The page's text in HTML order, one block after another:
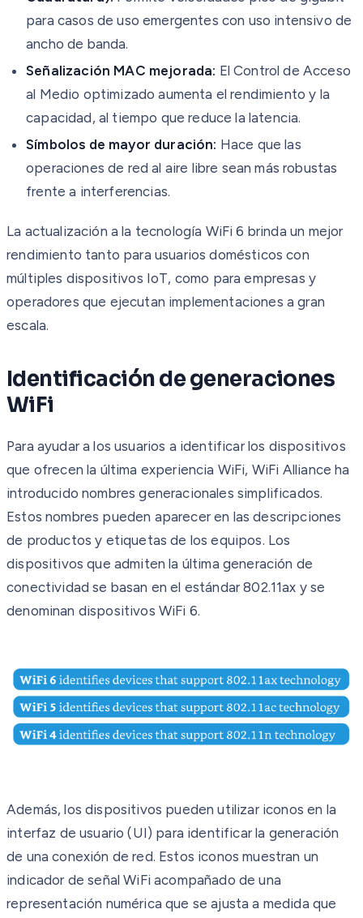
para casos de uso emergentes con uso intensivo de
ancho de banda.
Señalización MAC mejorada: El Control de Acceso
al Medio optimizado aumenta el rendimiento y la
capacidad, al tiempo que reduce la latencia.
Símbolos de mayor duración: Hace que las
operaciones de red al aire libre sean más robustas
frente a interferencias.
La actualización a la tecnología WiFi 6 brinda un mejor
rendimiento tanto para usuarios domésticos con
múltiples dispositivos IoT, como para empresas y
operadores que ejecutan implementaciones a gran
escala.
Identificación de generaciones
WiFi
Para ayudar a los usuarios a identificar los dispositivos
que ofrecen la última experiencia WiFi, WiFi Alliance ha
introducido nombres generacionales simplificados.
Estos nombres pueden aparecer en las descripciones
de productos y etiquetas de los equipos. Los
dispositivos que admiten la última generación de
conectividad se basan en el estándar 802.11ax y se
denominan dispositivos WiFi 6.
Además, los dispositivos pueden utilizar iconos en la
interfaz de usuario (UI) para identificar la generación
de una conexión de red. Estos iconos muestran un
indicador de señal WiFi acompañado de una
representación numérica que se ajusta a medida que